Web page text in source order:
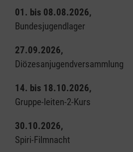
01. bis 08.08.2026,
Bundesjugendlager
27.09.2026,
Diözesanjugendversammlung
14. bis 18.10.2026,
Gruppe-leiten-2-Kurs
30.10.2026,
Spiri-Filmnacht